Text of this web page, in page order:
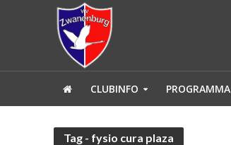
CLUBINFO PROGRAMMA
Tag - fysio cura plaza